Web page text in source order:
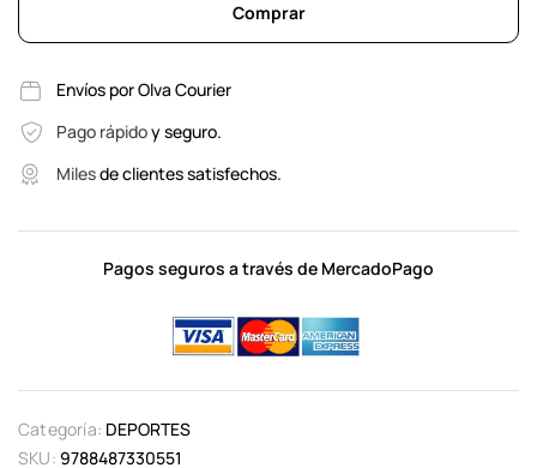
Comprar
Envíos por Olva Courier
Pago rápidoy seguro.
Milesde clientes satisfechos.
Pagos seguros a través de MercadoPago
Categoría: DEPORTES
SKU: 9788487330551